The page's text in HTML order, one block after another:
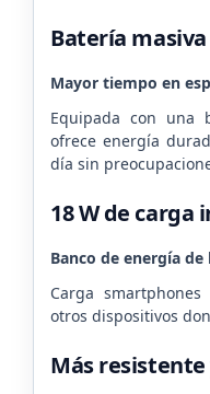
Batería
Mayor tiempo en
Equipada con una
ofrece energía
día sin
18 W de carga
Banco de energía
Carga
otros dispositivos
Más